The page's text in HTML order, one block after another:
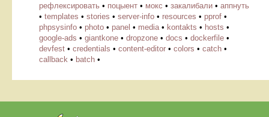
рефлексировать • поцыент • мокс • закалибали • аппнуть
• templates • stories • server-info • resources • pprof •
phpsysinfo • photo • panel • media • kontakts • hosts •
google-ads • giantkone • dropzone • docs • dockerfile •
devfest • credentials • content-editor • colors • catch •
callback • batch •